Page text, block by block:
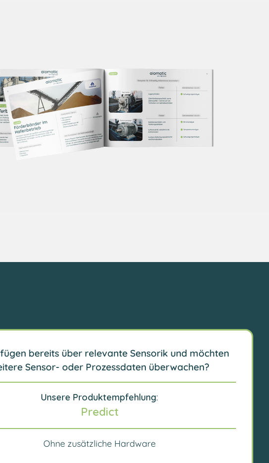
bereits über relevante Sensorik und möchten
Sensor- oder Prozessdaten überwachen?
Unsere Produktempfehlung:
Predict
Ohne zusätzliche Hardware